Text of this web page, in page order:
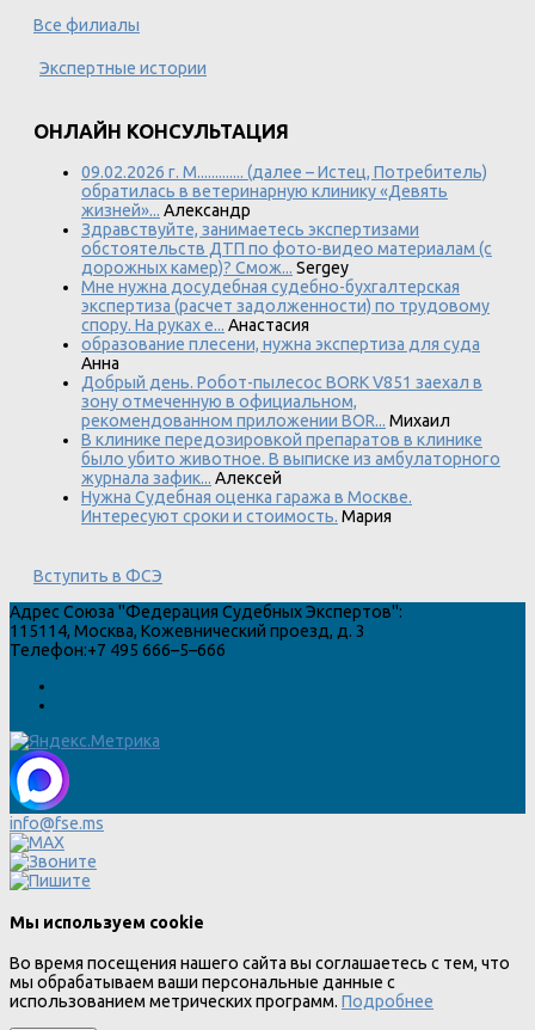
Все филиалы
Экспертные истории
ОНЛАЙН КОНСУЛЬТАЦИЯ
09.02.2026 г. М............. (далее – Истец, Потребитель)
обратилась в ветеринарную клинику «Девять
жизней»... Александр
Здравствуйте, занимаетесь экспертизами
обстоятельств ДТП по фото-видео материалам (с
дорожных камер)? Смож... Sergey
Мне нужна досудебная судебно-бухгалтерская
экспертиза (расчет задолженности) по трудовому
спору. На руках е... Анастасия
образование плесени, нужна экспертиза для суда
Анна
Добрый день. Робот-пылесос BORK V851 заехал в
зону отмеченную в официальном,
рекомендованном приложении BOR... Михаил
В клинике передозировкой препаратов в клинике
было убито животное. В выписке из амбулаторного
журнала зафик... Алексей
Нужна Судебная оценка гаража в Москве.
Интересуют сроки и стоимость. Мария
Вступить в ФСЭ
Адрес Союза "Федерация Судебных Экспертов":
115114, Москва, Кожевнический проезд, д. 3
Телефон:+7 495 666–5–666
info@fse.ms
Мы используем cookie
Во время посещения нашего сайта вы соглашаетесь с тем, что
мы обрабатываем ваши персональные данные с
использованием метрических программ. Подробнее